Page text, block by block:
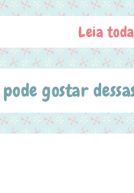
Leia
pode gostar